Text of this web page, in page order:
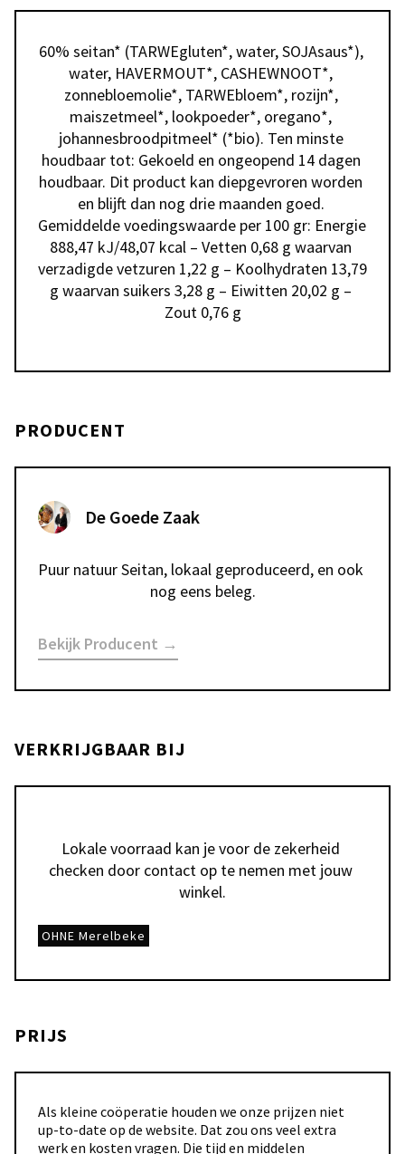
60% seitan* (TARWEgluten*, water, SOJAsaus*),
water, HAVERMOUT*, CASHEWNOOT*,
zonnebloemolie*, TARWEbloem*, rozijn*,
maiszetmeel*, lookpoeder*, oregano*,
johannesbroodpitmeel* (*bio). Ten minste
houdbaar tot: Gekoeld en ongeopend 14 dagen
houdbaar. Dit product kan diepgevroren worden
en blijft dan nog drie maanden goed.
Gemiddelde voedingswaarde per 100 gr: Energie
888,47 kJ/48,07 kcal – Vetten 0,68 g waarvan
verzadigde vetzuren 1,22 g – Koolhydraten 13,79
g waarvan suikers 3,28 g – Eiwitten 20,02 g –
Zout 0,76 g
PRODUCENT
De Goede Zaak
Puur natuur Seitan, lokaal geproduceerd, en ook
nog eens beleg.
Bekijk Producent →
VERKRIJGBAAR BIJ
Lokale voorraad kan je voor de zekerheid
checken door contact op te nemen met jouw
winkel.
OHNE Merelbeke
PRIJS
Als kleine coöperatie houden we onze prijzen niet
up-to-date op de website. Dat zou ons veel extra
werk en kosten vragen. Die tijd en middelen